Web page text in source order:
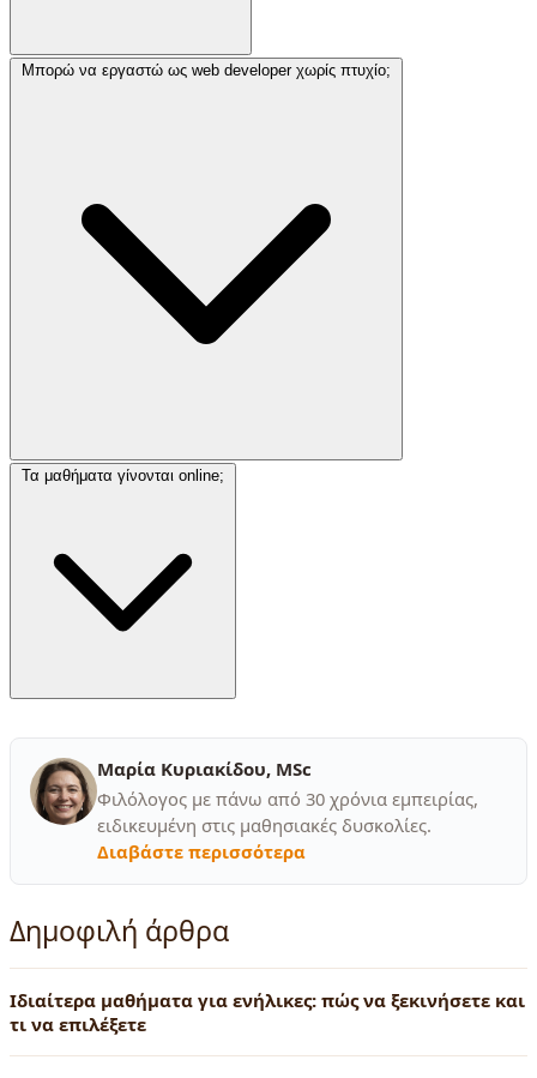
Μπορώ να εργαστώ ως web developer χωρίς πτυχίο;
Τα μαθήματα γίνονται online;
Μαρία Κυριακίδου, MSc
Φιλόλογος με πάνω από 30 χρόνια εμπειρίας,
ειδικευμένη στις μαθησιακές δυσκολίες.
Διαβάστε περισσότερα
Δημοφιλή άρθρα
Ιδιαίτερα μαθήματα για ενήλικες: πώς να ξεκινήσετε και
τι να επιλέξετε